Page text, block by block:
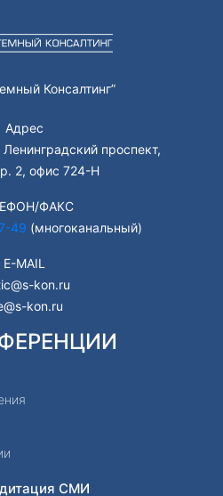
Консалтинг”
Адрес
проспект,
2, офис 724-Н
ФАКС
49 (многоканальный)
E-MAIL
kon.ru
kon.ru
СМИ